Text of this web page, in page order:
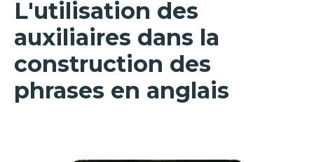
L'utilisation des
auxiliaires dans la
construction des
phrases en anglais